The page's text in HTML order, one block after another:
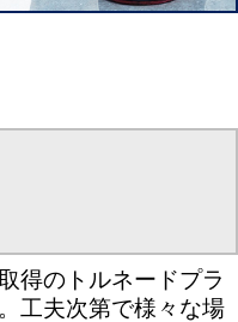
得のトルネードプラ
工夫次第で様々な場